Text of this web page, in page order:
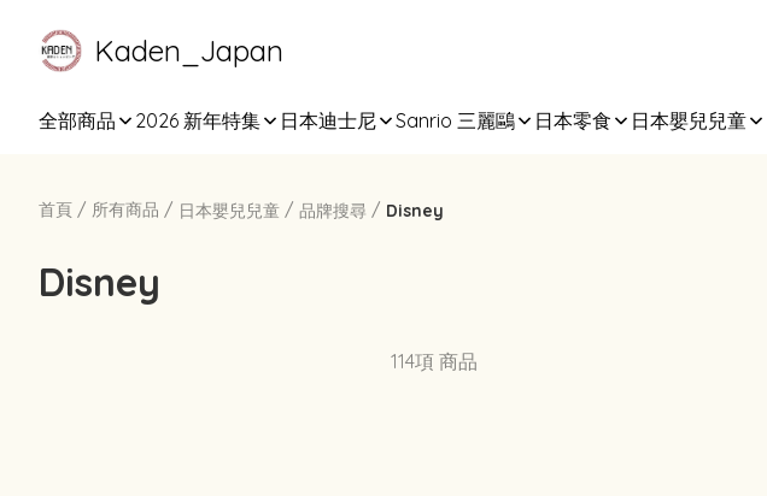
Kaden_Japan
全部商品 2026 新年特集 日本迪士尼 Sanrio 三麗鷗 日本零食 日本嬰兒兒童
首頁 / 所有商品 / 日本嬰兒兒童 / 品牌搜尋 / Disney
Disney
114項 商品